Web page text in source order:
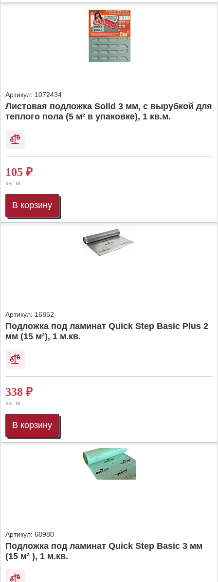
Артикул: 1072434
Листовая подложка Solid 3 мм, с вырубкой для
теплого пола (5 м² в упаковке), 1 кв.м.
105 ₽
кв. м.
В корзину
Артикул: 16852
Подложка под ламинат Quick Step Basic Plus 2
мм (15 м²), 1 м.кв.
338 ₽
кв. м.
В корзину
Артикул: 68980
Подложка под ламинат Quick Step Basic 3 мм
(15 м² ), 1 м.кв.